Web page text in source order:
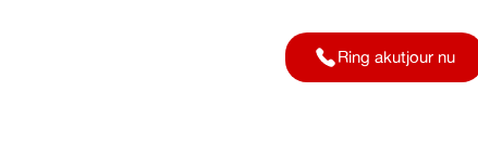
Ring akutjour nu